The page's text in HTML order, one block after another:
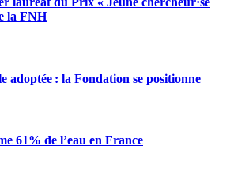
la FNH
adoptée : la Fondation se positionne
61% de l’eau en France